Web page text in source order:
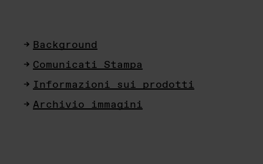
Background
Comunicati Stampa
Informazioni sui prodotti
Archivio immagini